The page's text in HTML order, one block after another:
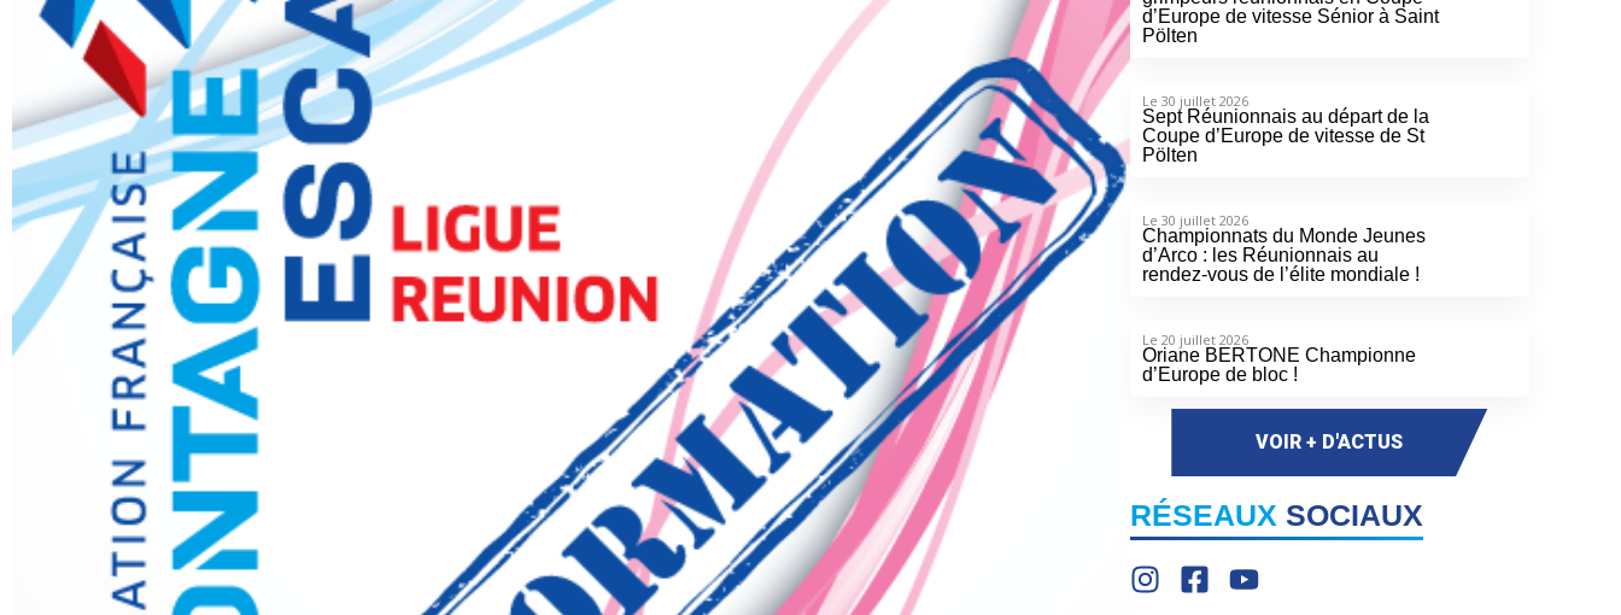
d’Europe de vitesse Sénior à Saint
Pölten
Le 30 juillet 2026
Sept Réunionnais au départ de la
Coupe d’Europe de vitesse de St
Pölten
Le 30 juillet 2026
Championnats du Monde Jeunes
d’Arco : les Réunionnais au
rendez-vous de l’élite mondiale !
Le 20 juillet 2026
Oriane BERTONE Championne
d’Europe de bloc !
VOIR + D'ACTUS
RÉSEAUX SOCIAUX